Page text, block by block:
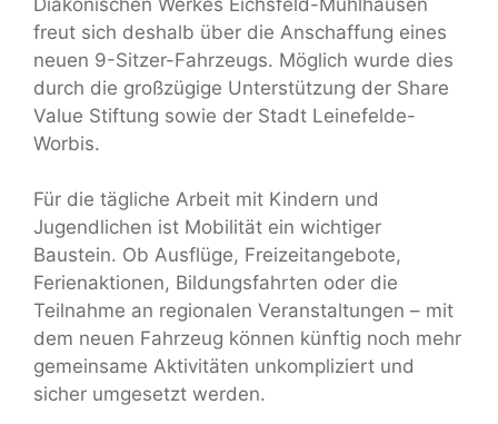
freut sich deshalb über die Anschaffung eines
neuen 9-Sitzer-Fahrzeugs. Möglich wurde dies
durch die großzügige Unterstützung der Share
Value Stiftung sowie der Stadt Leinefelde-
Worbis.
Für die tägliche Arbeit mit Kindern und
Jugendlichen ist Mobilität ein wichtiger
Baustein. Ob Ausflüge, Freizeitangebote,
Ferienaktionen, Bildungsfahrten oder die
Teilnahme an regionalen Veranstaltungen – mit
dem neuen Fahrzeug können künftig noch mehr
gemeinsame Aktivitäten unkompliziert und
sicher umgesetzt werden.